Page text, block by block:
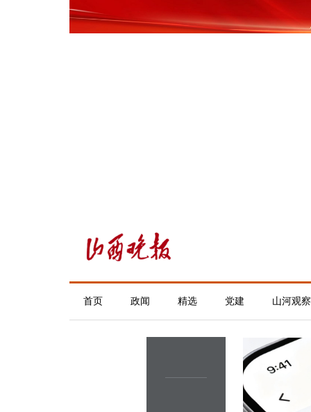
首页 政闻 精选 党建 山河观察